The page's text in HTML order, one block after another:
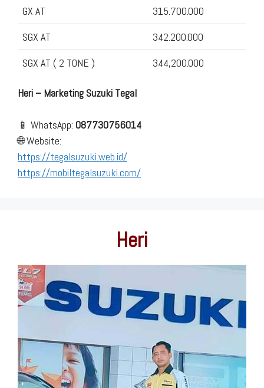
GX AT
315.700.000
SGX AT
342.200.000
SGX AT ( 2 TONE )
344,200.000
Heri – Marketing Suzuki Tegal
📱 WhatsApp: 087730756014
🌐 Website:
https://tegalsuzuki.web.id/
https://mobiltegalsuzuki.com/
Heri